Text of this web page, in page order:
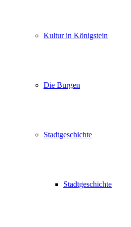
Kultur in Königstein
Die Burgen
Stadtgeschichte
Stadtgeschichte